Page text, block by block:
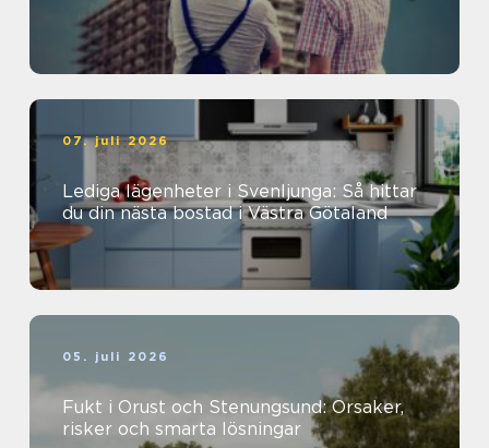
07. juli 2026
Lediga lägenheter i Svenljunga: Så hittar
du din nästa bostad i Västra Götaland
05. juli 2026
Fukt i Orust och Stenungsund: Orsaker,
risker och smarta lösningar